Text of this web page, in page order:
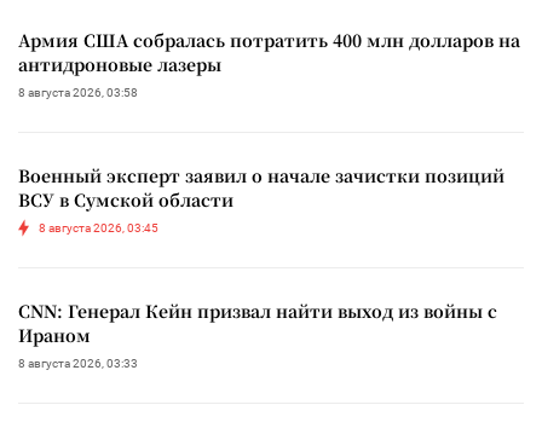
Армия США собралась потратить 400 млн долларов на
антидроновые лазеры
8 августа 2026, 03:58
Военный эксперт заявил о начале зачистки позиций
ВСУ в Сумской области
8 августа 2026, 03:45
CNN: Генерал Кейн призвал найти выход из войны с
Ираном
8 августа 2026, 03:33